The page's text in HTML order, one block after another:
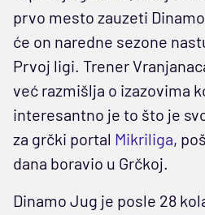
prvo mesto zauzeti
će on naredne sezone
Prvoj ligi. Trener
već razmišlja o izazovima
interesantno je to što je
za grčki portal Mikriliga,
dana boravio u Grčkoj.
Dinamo Jug je posle 28